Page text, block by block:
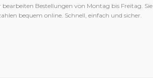
bearbeiten Bestellungen von Montag bis Freitag. Sie
bequem online. Schnell, einfach und sicher.